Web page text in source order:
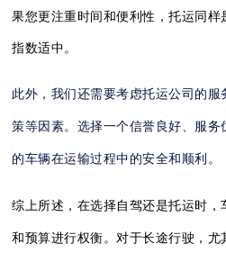
果您更注重时间和便利性，托运同
指数适中。
此外，我们还需要考虑托运公司的
策等因素。选择一个信誉良好、服
的车辆在运输过程中的安全和顺利。
综上所述，在选择自驾还是托运时
和预算进行权衡。对于长途行驶，尤